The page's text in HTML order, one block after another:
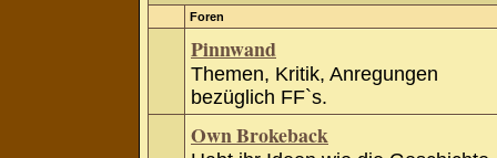
Foren
Pinnwand
Themen, Kritik, Anregungen
bezüglich FF`s.
Own Brokeback